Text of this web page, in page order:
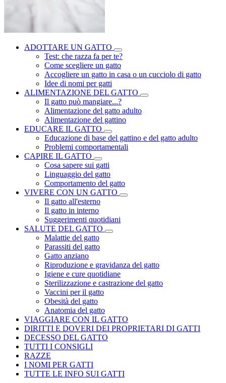
ADOTTARE UN GATTO
Test: che razza fa per te?
Come scegliere un gatto
Accogliere un gatto in casa o un cucciolo di gatto
Idee di nomi per gatti
ALIMENTAZIONE DEL GATTO
Il gatto può mangiare...?
Alimentazione del gatto adulto
Alimentazione del gattino
EDUCARE IL GATTO
Educazione di base del gattino e del gatto adulto
Problemi comportamentali
CAPIRE IL GATTO
Cosa sapere sui gatti
Linguaggio del gatto
Comportamento del gatto
VIVERE CON UN GATTO
Il gatto all'esterno
Il gatto in interno
Suggerimenti quotidiani
SALUTE DEL GATTO
Malattie del gatto
Parassiti del gatto
Gatto anziano
Riproduzione e gravidanza del gatto
Igiene e cure quotidiane
Sterilizzazione e castrazione del gatto
Vaccini per il gatto
Obesità del gatto
Anatomia del gatto
VIAGGIARE CON IL GATTO
DIRITTI E DOVERI DEI PROPRIETARI DI GATTI
DECESSO DEL GATTO
TUTTI I CONSIGLI
RAZZE
I NOMI PER GATTI
TUTTE LE INFO SUI GATTI